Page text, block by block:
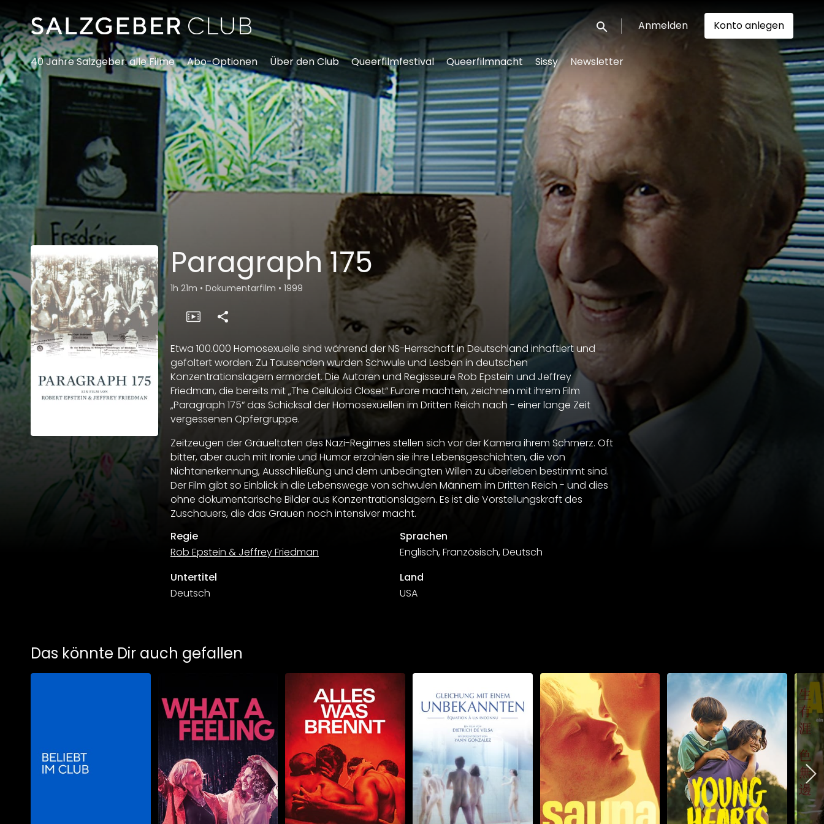
Zugänglichkeitslinks
Suche einreichen
Anmelden Konto anlegen
40 Jahre Salzgeber: alle Filme Abo-Optionen Über den Club Queerfilmfestival Queerfilmnacht Sissy Newsletter
Paragraph 175
1h 21m • Dokumentarfilm • 1999
Etwa 100.000 Homosexuelle sind während der NS-Herrschaft in Deutschland inhaftiert und
gefoltert worden. Zu Tausenden wurden Schwule und Lesben in deutschen
Konzentrationslagern ermordet. Die Autoren und Regisseure Rob Epstein und Jeffrey
Friedman, die bereits mit „The Celluloid Closet“ Furore machten, zeichnen mit ihrem Film
„Paragraph 175“ das Schicksal der Homosexuellen im Dritten Reich nach - einer lange Zeit
vergessenen Opfergruppe.
Zeitzeugen der Gräueltaten des Nazi-Regimes stellen sich vor der Kamera ihrem Schmerz. Oft
bitter, aber auch mit Ironie und Humor erzählen sie ihre Lebensgeschichten, die von
Nichtanerkennung, Ausschließung und dem unbedingten Willen zu überleben bestimmt sind.
Der Film gibt so Einblick in die Lebenswege von schwulen Männern im Dritten Reich - und dies
ohne dokumentarische Bilder aus Konzentrationslagern. Es ist die Vorstellungskraft des
Zuschauers, die das Grauen noch intensiver macht.
Regie
Rob Epstein & Jeffrey Friedman
Sprachen
Englisch, Französisch, Deutsch
Untertitel
Deutsch
Land
USA
Das könnte Dir auch gefallen
Schauen Sie
ab $5.90
Schauen Sie
ab$5.90
Schauen Sie
ab$5.90
Schauen Sie
ab
$5.90
Schauen Sie
ab $5.90